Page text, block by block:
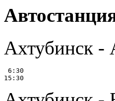
Ахтубинск -
6:30